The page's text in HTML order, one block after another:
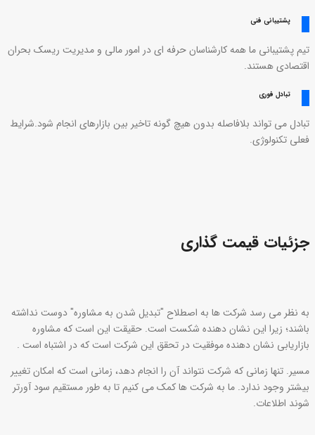
پشتیبانی فنی
تیم پشتیبانی ما همه کارشناسان حرفه ای در امور مالی و مدیریت ریسک بحران
اقتصادی هستند.
تبادل فوری
تبادل می تواند بلافاصله بدون هیچ گونه تاخیر بین بازارهای انجام شود.شرایط
فعلی تکنولوژی.
جزئیات قیمت گذاری
به نظر می رسد شرکت ها به اصطلاح "تبدیل شدن به مشاوره" دوست نداشته
باشند؛ زیرا این نشان دهنده شکست است. حقیقت این است که مشاوره
بازاریابی نشان دهنده موفقیت در تحقق این شرکت است که در اشتباه است .
مسیر. تنها زمانی که شرکت نتواند آن را انجام دهد، زمانی است که امکان تغییر
بیشتر وجود ندارد. ما به شرکت ها کمک می کنیم تا به طور مستقیم سود آورتر
شوند اطلاعات.